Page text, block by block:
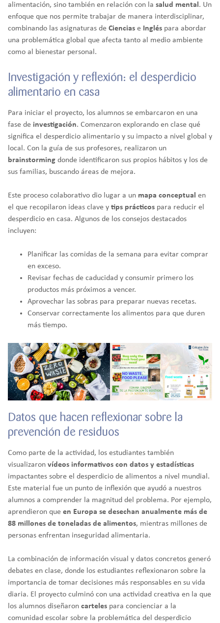
alimentación, sino también en relación con la salud mental . Un
enfoque que nos permite trabajar de manera interdisciplinar,
combinando las asignaturas de Ciencias e Inglés para abordar
una problemática global que afecta tanto al medio ambiente
como al bienestar personal.
Investigación y reflexión: el desperdicio
alimentario en casa
Para iniciar el proyecto, los alumnos se embarcaron en una
fase de investigación. Comenzaron explorando en clase qué
significa el desperdicio alimentario y su impacto a nivel global y
local. Con la guía de sus profesores, realizaron un
brainstorming donde identificaron sus propios hábitos y los de
sus familias, buscando áreas de mejora.
Este proceso colaborativo dio lugar a un mapa conceptual en
el que recopilaron ideas clave y tips prácticos para reducir el
desperdicio en casa. Algunos de los consejos destacados
incluyen:
Planificar las comidas de la semana para evitar comprar
en exceso.
Revisar fechas de caducidad y consumir primero los
productos más próximos a vencer.
Aprovechar las sobras para preparar nuevas recetas.
Conservar correctamente los alimentos para que duren
más tiempo.
Datos que hacen reflexionar sobre la
prevención de residuos
Como parte de la actividad, los estudiantes también
visualizaron vídeos informativos con datos y estadísticas
impactantes sobre el desperdicio de alimentos a nivel mundial.
Este material fue un punto de inflexión que ayudó a nuestros
alumnos a comprender la magnitud del problema. Por ejemplo,
aprendieron que en Europa se desechan anualmente más de
88 millones de toneladas de alimentos, mientras millones de
personas enfrentan inseguridad alimentaria.
La combinación de información visual y datos concretos generó
debates en clase, donde los estudiantes reflexionaron sobre la
importancia de tomar decisiones más responsables en su vida
diaria. El proyecto culminó con una actividad creativa en la que
los alumnos diseñaron carteles para concienciar a la
comunidad escolar sobre la problemática del desperdicio